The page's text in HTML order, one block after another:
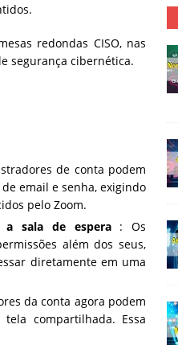
redondas CISO, nas
segurança cibernética.
de conta podem
email e senha, exigindo
pelo Zoom.
a sala de espera : Os
além dos seus,
diretamente em uma
da conta agora podem
compartilhada. Essa